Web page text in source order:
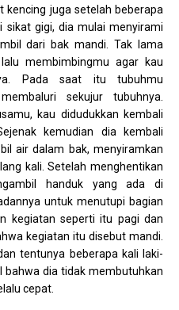
kencing juga setelah beberapa
sikat gigi, dia mulai menyirami
dari bak mandi. Tak lama
membimbingmu agar kau
Pada saat itu tubuhmu
sekujur tubuhnya.
kau didudukkan kembali
kemudian dia kembali
air dalam bak, menyiramkan
kali. Setelah menghentikan
handuk yang ada di
untuk menutupi bagian
kegiatan seperti itu pagi dan
kegiatan itu disebut mandi.
tentunya beberapa kali laki-
bahwa dia tidak membutuhkan
cepat.